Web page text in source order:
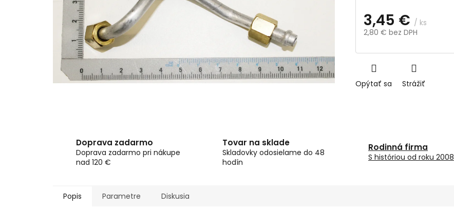
3,45 € / ks
2,80 € bez DPH
cena:
Opýtať sa Strážiť
Doprava zadarmo
Doprava zadarmo pri nákupe
nad 120 €
Tovar na sklade
Skladovky odosielame do 48
hodín
Rodinná firma
S históriou od roku 2008
Popis Parametre Diskusia